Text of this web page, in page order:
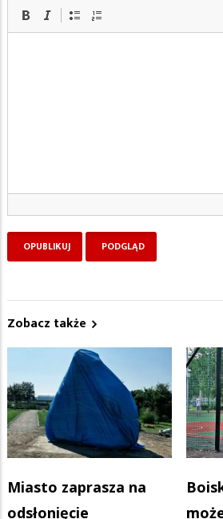
Zobacz także
Miasto zaprasza na
odsłonięcie